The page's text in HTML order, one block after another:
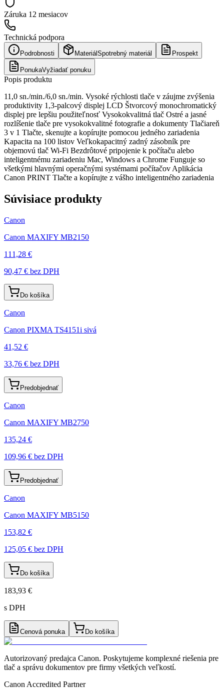
Záruka 12 mesiacov
Technická podpora
Podrobnosti Materiál Spotrebný materiál Prospekt
PonukaVyžiadať ponuku
Popis produktu
11,0 sn./min./6,0 sn./min. Vysoké rýchlosti tlače v záujme zvýšenia
produktivity 1,3-palcový displej LCD Štvorcový monochromatický
displej pre lepšiu použiteľnosť Vysokokvalitná tlač Ostré a jasné
rozlíšenie tlače pre vysokokvalitné fotografie a dokumenty Tlačiareň
3 v 1 Tlačte, skenujte a kopírujte pomocou jedného zariadenia
Kapacita na 100 listov Veľkokapacitný zadný zásobník pre
objemovú tlač Wi-Fi Bezdrôtové pripojenie k počítaču alebo
inteligentnému zariadeniu Mac, Windows a Chrome Funguje so
všetkými hlavnými operačnými systémami počítačov Aplikácia
Canon PRINT Tlačte a kopírujte z vášho inteligentného zariadenia
Súvisiace produkty
Canon
Canon MAXIFY MB2150
111,28 €
90,47 € bez DPH
Do košíka
Canon
Canon PIXMA TS4151i sivá
41,52 €
33,76 € bez DPH
Predobjednať
Canon
Canon MAXIFY MB2750
135,24 €
109,96 € bez DPH
Predobjednať
Canon
Canon MAXIFY MB5150
153,82 €
125,05 € bez DPH
Do košíka
183,93 €
s DPH
Cenová ponuka Do košíka
Autorizovaný predajca Canon. Poskytujeme komplexné riešenia pre
tlač a správu dokumentov pre firmy všetkých veľkostí.
Canon Accredited Partner